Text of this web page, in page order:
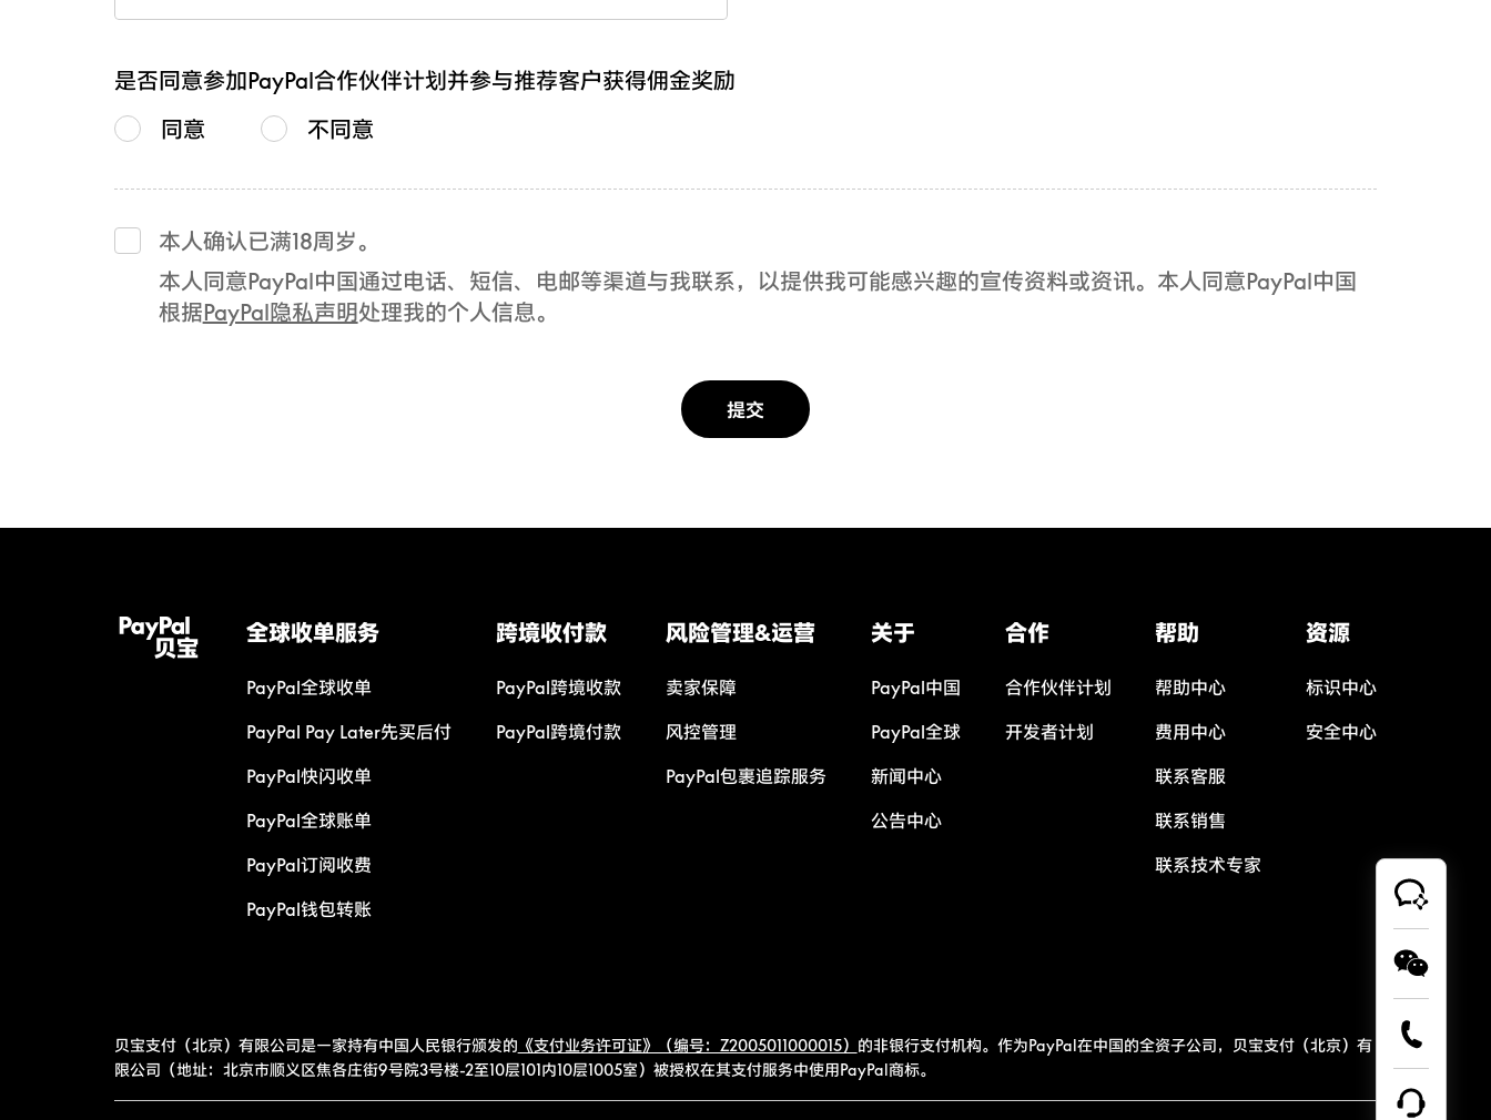
是否同意参加PayPal合作伙伴计划并参与推荐客户获得佣金奖励
同意
不同意
本人确认已满18周岁。
本人同意PayPal中国通过电话、短信、电邮等渠道与我联系，以提供我可能感兴趣的宣传资料或资讯。本人同意PayPal中国
根据PayPal隐私声明处理我的个人信息。
提交
全球收单服务
PayPal全球收单
PayPal Pay Later先买后付
PayPal快闪收单
PayPal全球账单
PayPal订阅收费
PayPal钱包转账
跨境收付款
PayPal跨境收款
PayPal跨境付款
风险管理&运营
卖家保障
风控管理
PayPal包裹追踪服务
关于
PayPal中国
PayPal全球
新闻中心
公告中心
合作
合作伙伴计划
开发者计划
帮助
帮助中心
费用中心
联系客服
联系销售
联系技术专家
资源
标识中心
安全中心
贝宝支付（北京）有限公司是一家持有中国人民银行颁发的 《支付业务许可证》（编号：Z2005011000015） 的非银行支付机构。作为PayPal在中国的全资子公司，贝宝支付（北京）有
限公司（地址：北京市顺义区焦各庄街9号院3号楼-2至10层101内10层1005室）被授权在其支付服务中使用PayPal商标。